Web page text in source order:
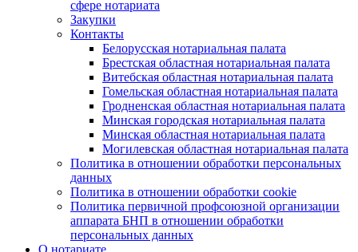
сфере нотариата
Закупки
Контакты
Белорусская нотариальная палата
Брестская областная нотариальная палата
Витебская областная нотариальная палата
Гомельская областная нотариальная палата
Гродненская областная нотариальная палата
Минская городская нотариальная палата
Минская областная нотариальная палата
Могилевская областная нотариальная палата
Политика в отношении обработки персональных
данных
Политика в отношении обработки cookie
Политика первичной профсоюзной организации
аппарата БНП в отношении обработки
персональных данных